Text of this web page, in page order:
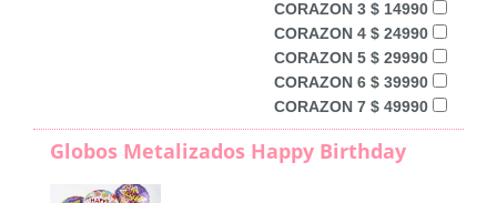
CORAZON 3 $ 14990
CORAZON 4 $ 24990
CORAZON 5 $ 29990
CORAZON 6 $ 39990
CORAZON 7 $ 49990
Globos Metalizados Happy Birthday